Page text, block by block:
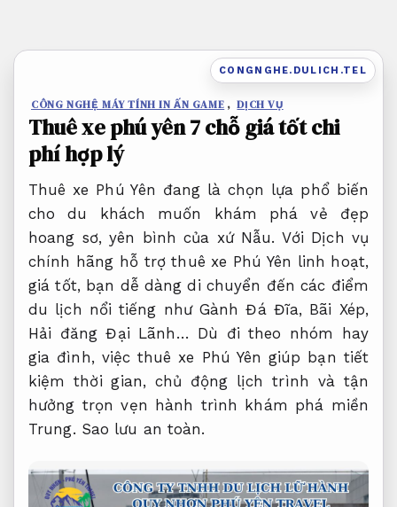
nội
CONGNGHE.DULICH.TEL
CÔNG NGHỆ MÁY TÍNH IN ẤN GAME , DỊCH VỤ
Thuê xe phú yên 7 chỗ giá tốt chi
phí hợp lý
Thuê xe Phú Yên đang là chọn lựa phổ biến
cho du khách muốn khám phá vẻ đẹp
hoang sơ, yên bình của xứ Nẫu. Với Dịch vụ
chính hãng hỗ trợ thuê xe Phú Yên linh hoạt,
giá tốt, bạn dễ dàng di chuyển đến các điểm
du lịch nổi tiếng như Gành Đá Đĩa, Bãi Xép,
Hải đăng Đại Lãnh… Dù đi theo nhóm hay
gia đình, việc thuê xe Phú Yên giúp bạn tiết
kiệm thời gian, chủ động lịch trình và tận
hưởng trọn vẹn hành trình khám phá miền
Trung. Sao lưu an toàn.